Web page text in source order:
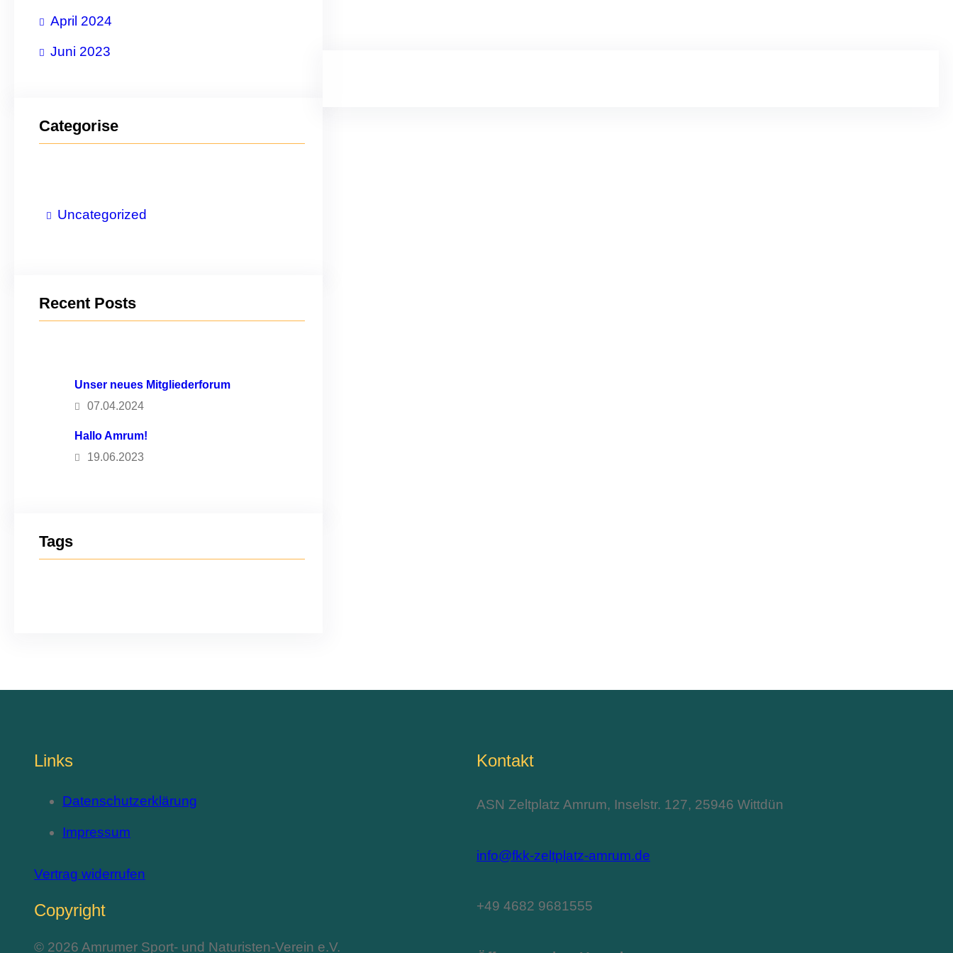
April 2024
Juni 2023
Categorise
Uncategorized
Recent Posts
Unser neues Mitgliederforum
07.04.2024
Hallo Amrum!
19.06.2023
Tags
Links
Datenschutzerklärung
Impressum
Vertrag widerrufen
Copyright
© 2026 Amrumer Sport- und Naturisten-Verein e.V.
Kontakt
ASN Zeltplatz Amrum, Inselstr. 127, 25946 Wittdün
info@fkk-zeltplatz-amrum.de
+49 4682 9681555